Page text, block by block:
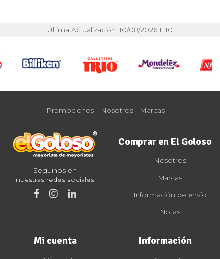
Última Actualización: 10/08/2026 11:10
Promociones Nosotros Marcas
Seguinos en
nuestras redes sociales
Comprar en El Goloso
Nosotros
Marcas
Información de envío
Notas
Mi cuenta Información